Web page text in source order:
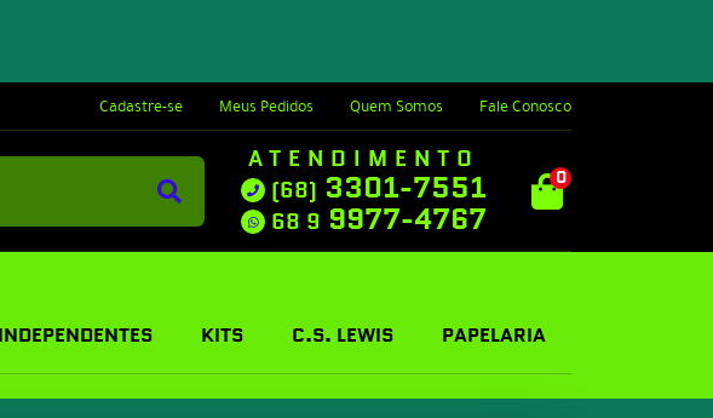
Cadastre-se Meus Pedidos Quem Somos Fale Conosco
ATENDIMENTO
(68) 3301-7551
68 9 9977-4767
0
KITS C.S. LEWIS PAPELARIA